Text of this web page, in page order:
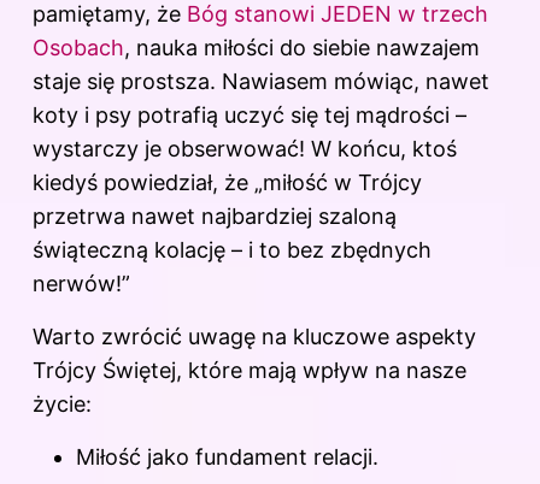
pamiętamy, że Bóg stanowi JEDEN w trzech
Osobach, nauka miłości do siebie nawzajem
staje się prostsza. Nawiasem mówiąc, nawet
koty i psy potrafią uczyć się tej mądrości –
wystarczy je obserwować! W końcu, ktoś
kiedyś powiedział, że „miłość w Trójcy
przetrwa nawet najbardziej szaloną
świąteczną kolację – i to bez zbędnych
nerwów!”
Warto zwrócić uwagę na kluczowe aspekty
Trójcy Świętej, które mają wpływ na nasze
życie:
Miłość jako fundament relacji.